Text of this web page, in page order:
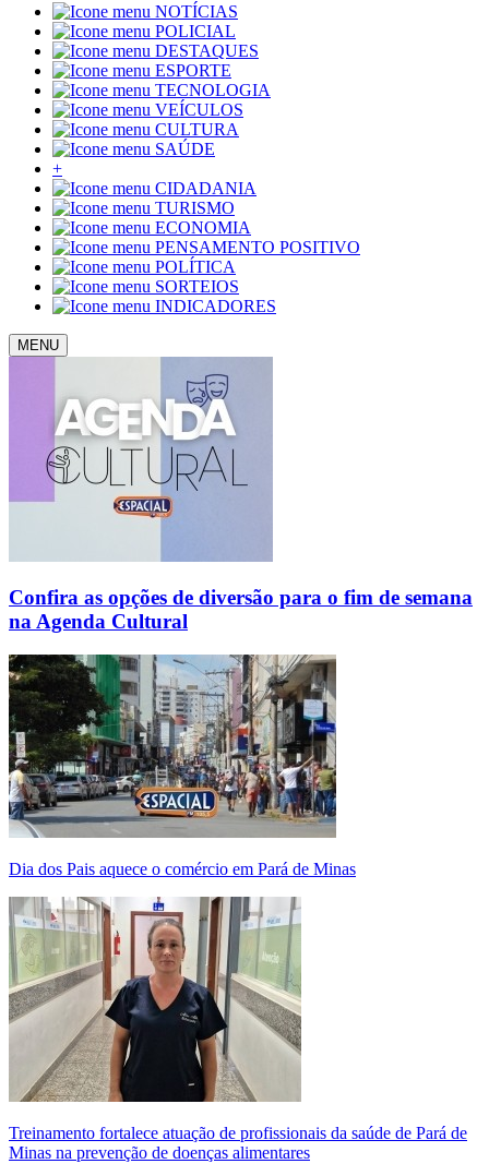
NOTÍCIAS
POLICIAL
DESTAQUES
ESPORTE
TECNOLOGIA
VEÍCULOS
CULTURA
SAÚDE
+
CIDADANIA
TURISMO
ECONOMIA
PENSAMENTO POSITIVO
POLÍTICA
SORTEIOS
INDICADORES
MENU
Confira as opções de diversão para o fim de semana
na Agenda Cultural
Dia dos Pais aquece o comércio em Pará de Minas
Treinamento fortalece atuação de profissionais da saúde de Pará de
Minas na prevenção de doenças alimentares